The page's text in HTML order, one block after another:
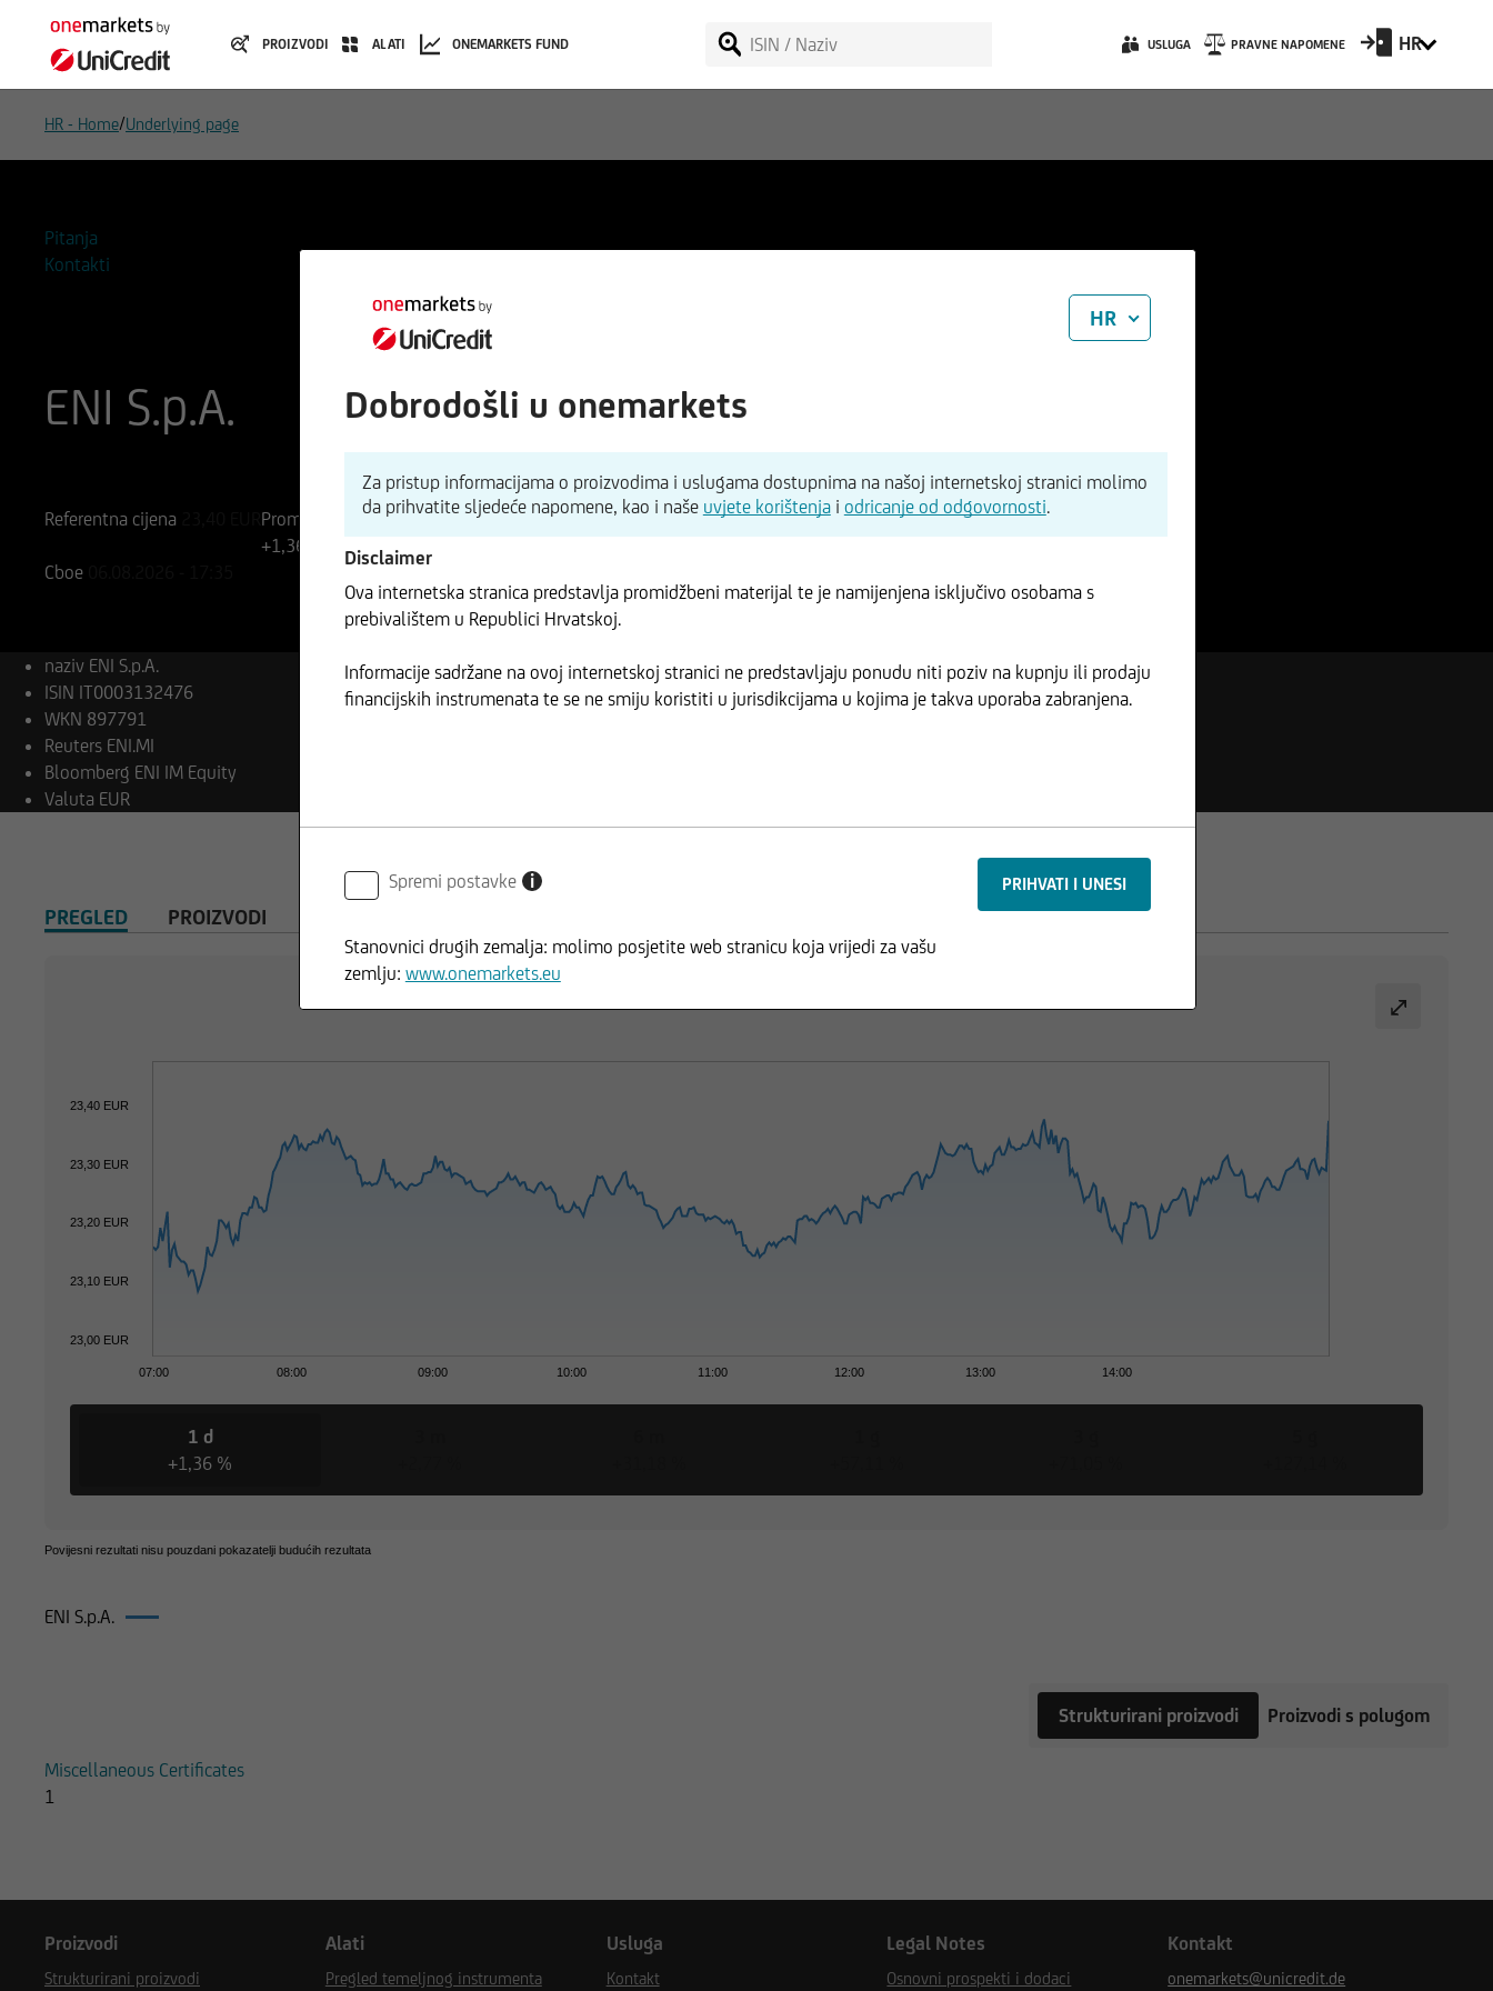
PROIZVODI ALATI ONEMARKETS FUND USLUGA PRAVNE NAPOMENE HR
HR - Home/Underlying page
Pitanja
Kontakti
ENI S.p.A.
Referentna cijena
Promjena
+1,36%
+0,32
Cboe
naziv ENI S.p.A.
ISIN IT0003132476
WKN 897791
Reuters ENI.MI
Bloomberg ENI IM Equity
Valuta EUR
PREGLED PROIZVODI
07:00 08:00 09:00 10:00 11:00 12:00 13:00 14:00
23,00 EUR
23,10 EUR
23,20 EUR
23,30 EUR
23,40 EUR
1 d
+1,36 %
Povijesni rezultati nisu pouzdani pokazatelji budućih rezultata
ENI S.p.A.
Strukturirani proizvodi Proizvodi s polugom
Miscellaneous Certificates
1
Proizvodi
Strukturirani proizvodi
Alati
Pregled temeljnog instrumenta
Usluga
Kontakt
Legal Notes
Osnovni prospekti i dodaci
Kontakt
onemarkets@unicredit.de
HR
Dobrodošli u onemarkets
Za pristup informacijama o proizvodima i uslugama dostupnima na našoj internetskoj stranici molimo
da prihvatite sljedeće napomene, kao i naše uvjete korištenjai odricanje od odgovornosti.
Disclaimer
Ova internetska stranica predstavlja promidžbeni materijal te je namijenjena isključivo osobama s
prebivalištem u Republici Hrvatskoj.
Informacije sadržane na ovoj internetskoj stranici ne predstavljaju ponudu niti poziv na kupnju ili prodaju
financijskih instrumenata te se ne smiju koristiti u jurisdikcijama u kojima je takva uporaba zabranjena.
Spremi postavke i
Stanovnici drugih zemalja: molimo posjetite web stranicu koja vrijedi za vašu
zemlju: www.onemarkets.eu